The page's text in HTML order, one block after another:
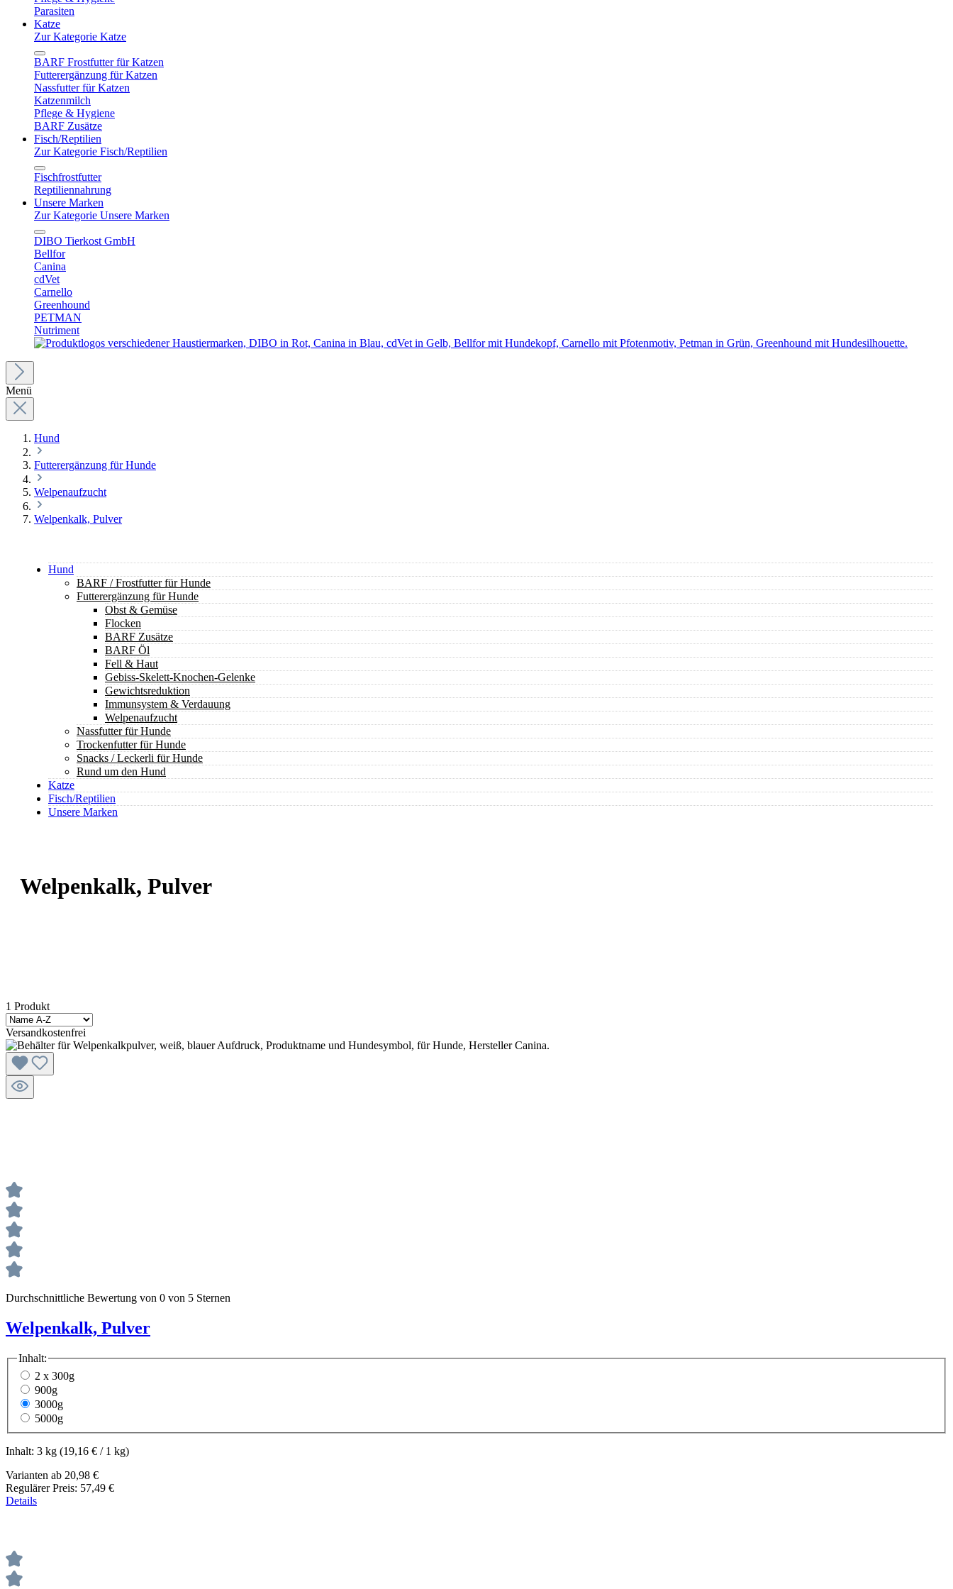
Parasiten
Katze
Zur Kategorie Katze
BARF Frostfutter für Katzen
Futterergänzung für Katzen
Nassfutter für Katzen
Katzenmilch
Pflege & Hygiene
BARF Zusätze
Fisch/Reptilien
Zur Kategorie Fisch/Reptilien
Fischfrostfutter
Reptiliennahrung
Unsere Marken
Zur Kategorie Unsere Marken
DIBO Tierkost GmbH
Bellfor
Canina
cdVet
Carnello
Greenhound
PETMAN
Nutriment
Menü
Hund
Futterergänzung für Hunde
Welpenaufzucht
Welpenkalk, Pulver
Hund
BARF / Frostfutter für Hunde
Futterergänzung für Hunde
Obst & Gemüse
Flocken
BARF Zusätze
BARF Öl
Fell & Haut
Gebiss-Skelett-Knochen-Gelenke
Gewichtsreduktion
Immunsystem & Verdauung
Welpenaufzucht
Nassfutter für Hunde
Trockenfutter für Hunde
Snacks / Leckerli für Hunde
Rund um den Hund
Katze
Fisch/Reptilien
Unsere Marken
Welpenkalk, Pulver
1 Produkt
Versandkostenfrei
Durchschnittliche Bewertung von 0 von 5 Sternen
Welpenkalk, Pulver
Inhalt:
2 x 300g
900g
3000g
5000g
Inhalt: 3 kg (19,16 € / 1 kg)
Varianten ab 20,98 €
Regulärer Preis: 57,49 €
Details